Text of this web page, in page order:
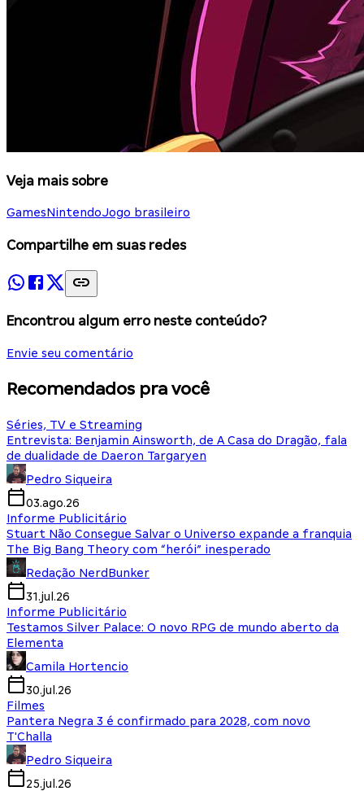
Veja mais sobre
GamesNintendoJogo brasileiro
Compartilhe em suas redes
Encontrou algum erro neste conteúdo?
Envie seu comentário
Recomendados pra você
Séries, TV e Streaming
Entrevista: Benjamin Ainsworth, de A Casa do Dragão, fala
de dualidade de Daeron Targaryen
Pedro Siqueira
03.ago.26
Informe Publicitário
Stuart Não Consegue Salvar o Universo expande a franquia
The Big Bang Theory com “herói” inesperado
Redação NerdBunker
31.jul.26
Informe Publicitário
Testamos Silver Palace: O novo RPG de mundo aberto da
Elementa
Camila Hortencio
30.jul.26
Filmes
Pantera Negra 3 é confirmado para 2028, com novo
T'Challa
Pedro Siqueira
25.jul.26